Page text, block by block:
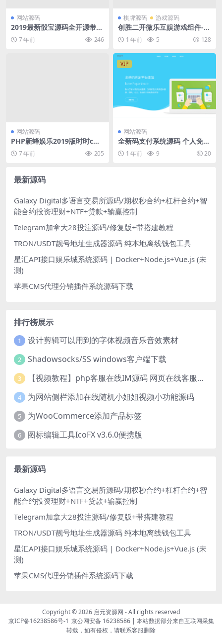
网站源码
2019最新骰宝源码全开源带数
据库，无需公众号
7 年前 246
棋牌源码 游戏源码
创胜二开微乐互娱游戏组件-安
卓+IOS双端
1 年前 5 128
网站源码
PHP新蜂娱乐2019版时时c网
站源码（手机版+全开源可做A
PP和二次开发+带采集器）
7 年前 205
VIP
网站源码
全新码支付系统源码 个人免签
支付系统源码-附教程
1 年前 9 20
最新源码
Galaxy Digital多语言交易所源码/期权秒合约+杠杆合约+智
能合约投资理财+NTF+贷款+输赢控制
Telegram加拿大28投注源码/修复版+带搭建教程
TRON/USDT靓号地址生成器源码 纯本地离线钱包工具
星汇API接口娱乐城系统源码 | Docker+Node.js+Vue.js (未
测)
苹果CMS代理分销插件系统源码下载
排行榜展示
1 设计剪辑可以用到的字体视频音乐音效素材
2 Shadowsocks/SS windows客户端下载
3 【视频教程】php客服在线IM源码 网页在线客服软件代码
4 为网站侧栏添加在线随机小姐姐视频小功能源码
5 为WooCommerce添加产品标签
6 图标编辑工具IcoFX v3.6.0便携版
最新源码
Galaxy Digital多语言交易所源码/期权秒合约+杠杆合约+智
能合约投资理财+NTF+贷款+输赢控制
Telegram加拿大28投注源码/修复版+带搭建教程
TRON/USDT靓号地址生成器源码 纯本地离线钱包工具
星汇API接口娱乐城系统源码 | Docker+Node.js+Vue.js (未
测)
苹果CMS代理分销插件系统源码下载
Copyright © 2026 启元资源网 - All rights reserved
京ICP备16238586号-1 京公网安备 16238586| 本站数据部分来自互联网采集
转载，如有侵权，请联系客服删除